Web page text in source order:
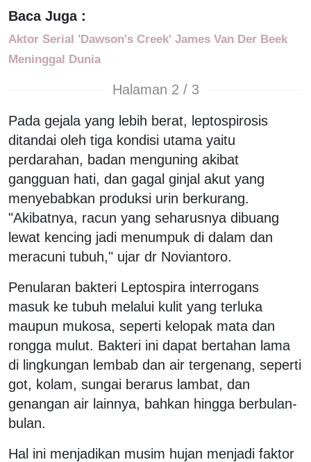
Baca Juga :
Aktor Serial 'Dawson's Creek' James Van Der Beek
Meninggal Dunia
Halaman 2 / 3
Pada gejala yang lebih berat, leptospirosis
ditandai oleh tiga kondisi utama yaitu
perdarahan, badan menguning akibat
gangguan hati, dan gagal ginjal akut yang
menyebabkan produksi urin berkurang.
"Akibatnya, racun yang seharusnya dibuang
lewat kencing jadi menumpuk di dalam dan
meracuni tubuh," ujar dr Noviantoro.
Penularan bakteri Leptospira interrogans
masuk ke tubuh melalui kulit yang terluka
maupun mukosa, seperti kelopak mata dan
rongga mulut. Bakteri ini dapat bertahan lama
di lingkungan lembab dan air tergenang, seperti
got, kolam, sungai berarus lambat, dan
genangan air lainnya, bahkan hingga berbulan-
bulan.
Hal ini menjadikan musim hujan menjadi faktor